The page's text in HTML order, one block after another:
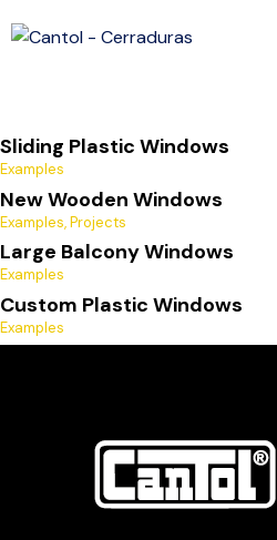
Sliding Plastic Windows
Examples
New Wooden Windows
Examples,Projects
Large Balcony Windows
Examples
Custom Plastic Windows
Examples